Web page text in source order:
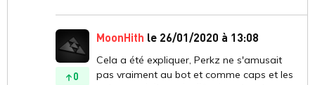
0
MoonHith le 26/01/2020 à 13:08
Cela a été expliquer, Perkz ne s'amusait
pas vraiment au bot et comme caps et les